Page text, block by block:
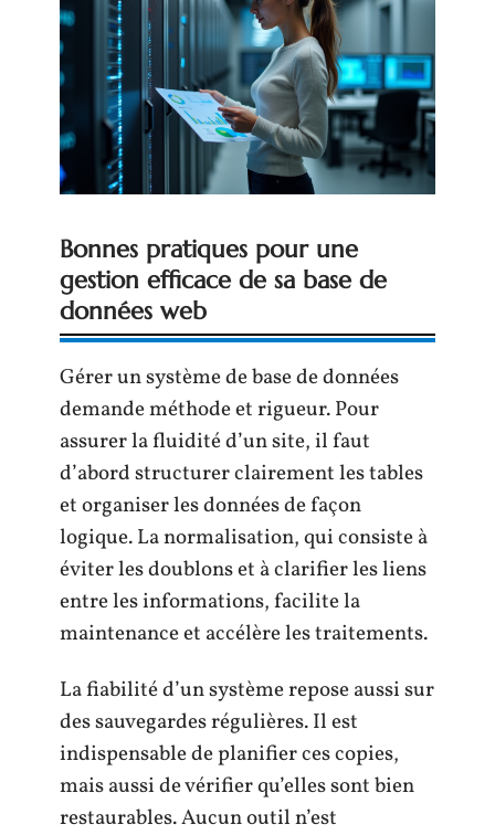
Bonnes pratiques pour une
gestion efficace de sa base de
données web
Gérer un système de base de données
demande méthode et rigueur. Pour
assurer la fluidité d’un site, il faut
d’abord structurer clairement les tables
et organiser les données de façon
logique. La normalisation, qui consiste à
éviter les doublons et à clarifier les liens
entre les informations, facilite la
maintenance et accélère les traitements.
La fiabilité d’un système repose aussi sur
des sauvegardes régulières. Il est
indispensable de planifier ces copies,
mais aussi de vérifier qu’elles sont bien
restaurables. Aucun outil n’est